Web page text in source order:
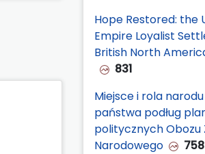
Hope Restored: the
Empire Loyalist
British North
831
Miejsce i rola
państwa podług
politycznych Obozu
Narodowego
758